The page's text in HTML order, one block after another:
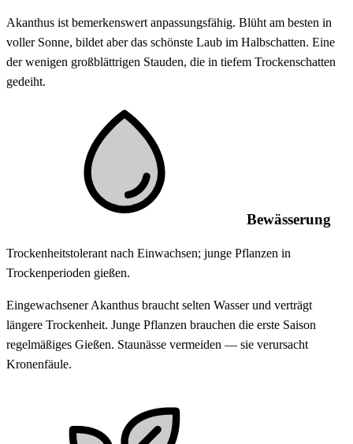
Akanthus ist bemerkenswert anpassungsfähig. Blüht am besten in
voller Sonne, bildet aber das schönste Laub im Halbschatten. Eine
der wenigen großblättrigen Stauden, die in tiefem Trockenschatten
gedeiht.
Bewässerung
Trockenheitstolerant nach Einwachsen; junge Pflanzen in
Trockenperioden gießen.
Eingewachsener Akanthus braucht selten Wasser und verträgt
längere Trockenheit. Junge Pflanzen brauchen die erste Saison
regelmäßiges Gießen. Staunässe vermeiden — sie verursacht
Kronenfäule.